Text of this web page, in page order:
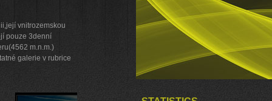
vnitrozemskou
pouze 3denní
m.n.m.)
galerie v rubrice